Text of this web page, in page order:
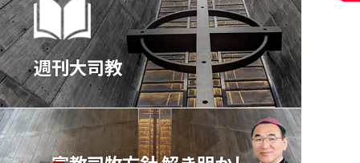
週刊大司教